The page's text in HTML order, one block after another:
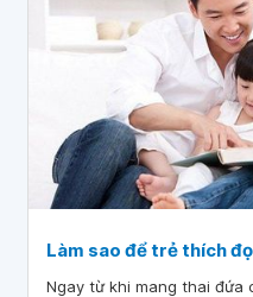
Làm sao để trẻ thích
Ngay từ khi mang thai đứa